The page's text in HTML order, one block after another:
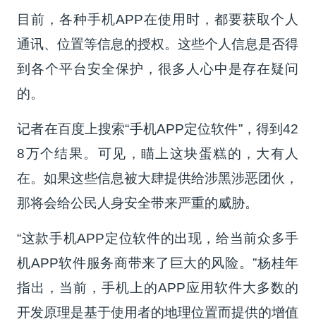
目前，各种手机APP在使用时，都要获取个人
通讯、位置等信息的授权。这些个人信息是否得
到各个平台安全保护，很多人心中是存在疑问
的。
记者在百度上搜索“手机APP定位软件”，得到42
8万个结果。可见，瞄上这块蛋糕的，大有人
在。如果这些信息被大肆提供给涉黑涉恶团伙，
那将会给公民人身安全带来严重的威胁。
“这款手机APP定位软件的出现，给当前众多手
机APP软件服务商带来了巨大的风险。”杨桂年
指出，当前，手机上的APP应用软件大多数的
开发原理是基于使用者的地理位置而提供的增值